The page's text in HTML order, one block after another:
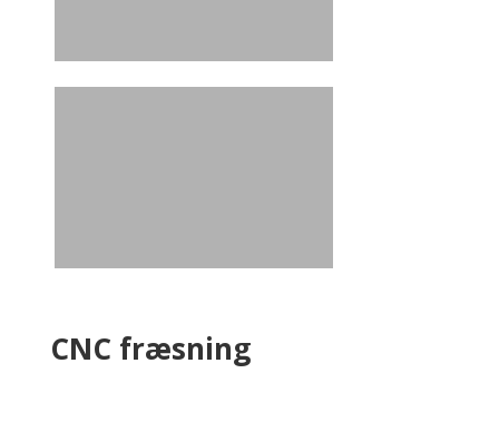
CNC fræsning